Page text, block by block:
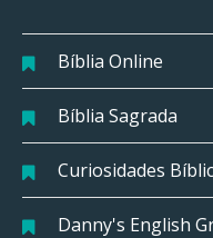
Bíblia Online
Bíblia Sagrada
Curiosidades
Danny's English